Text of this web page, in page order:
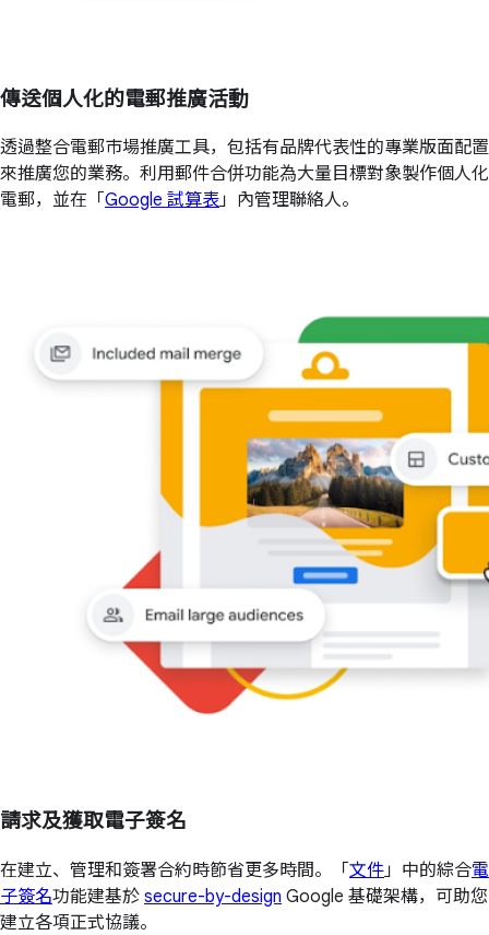
傳送個人化的電郵推廣活動
透過整合電郵市場推廣工具，包括有品牌代表性的專業版面配置
來推廣您的業務。利用郵件合併功能為大量目標對象製作個人化
電郵，並在「 Google 試算表」內管理聯絡人。
請求及獲取電子簽名
在建立、管理和簽署合約時節省更多時間。「文件」中的綜合電
子簽名功能建基於 secure-by-design Google 基礎架構，可助您
建立各項正式協議。